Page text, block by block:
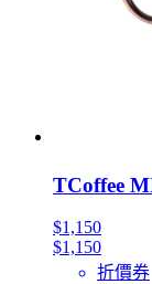
TCoffee
$1,150
$1,150
折價券